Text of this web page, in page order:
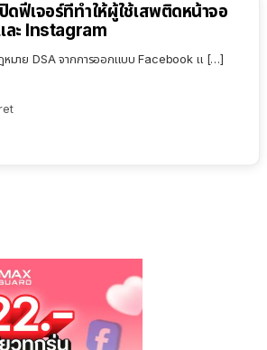
ดฟีเจอร์ที่ทำให้ผู้ใช้เสพติดหน้าจอ
ะ Instagram
หมาย DSA จากการออกแบบ Facebook แ […]